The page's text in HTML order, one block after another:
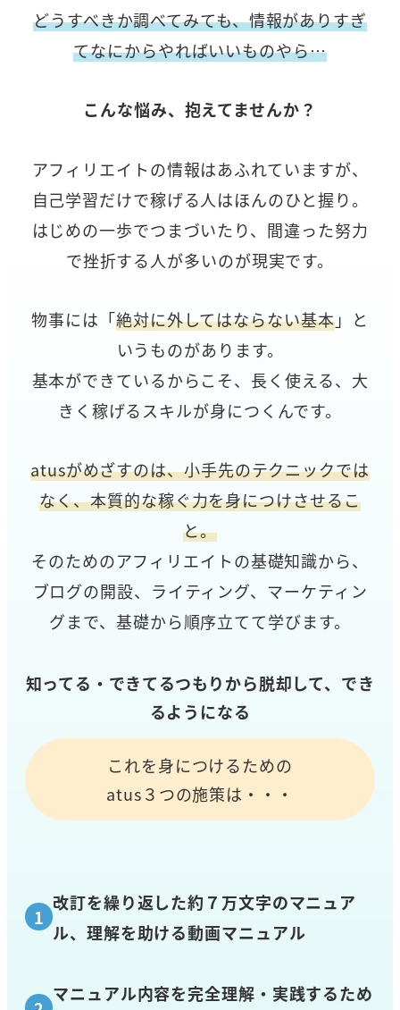
どうすべきか調べてみても、情報がありすぎ
てなにからやればいいものやら…
こんな悩み、抱えてませんか？
アフィリエイトの情報はあふれていますが、
自己学習だけで稼げる人はほんのひと握り。
はじめの一歩でつまづいたり、間違った努力
で挫折する人が多いのが現実です。
物事には「絶対に外してはならない基本」と
いうものがあります。
基本ができているからこそ、長く使える、大
きく稼げるスキルが身につくんです。
atusがめざすのは、小手先のテクニックでは
なく、本質的な稼ぐ力を身につけさせるこ
と。
そのためのアフィリエイトの基礎知識から、
ブログの開設、ライティング、マーケティン
グまで、基礎から順序立てて学びます。
知ってる・できてるつもりから脱却して、でき
るようになる
これを身につけるための
atus３つの施策は・・・
改訂を繰り返した約７万文字のマニュア
ル、理解を助ける動画マニュアル
マニュアル内容を完全理解・実践するため